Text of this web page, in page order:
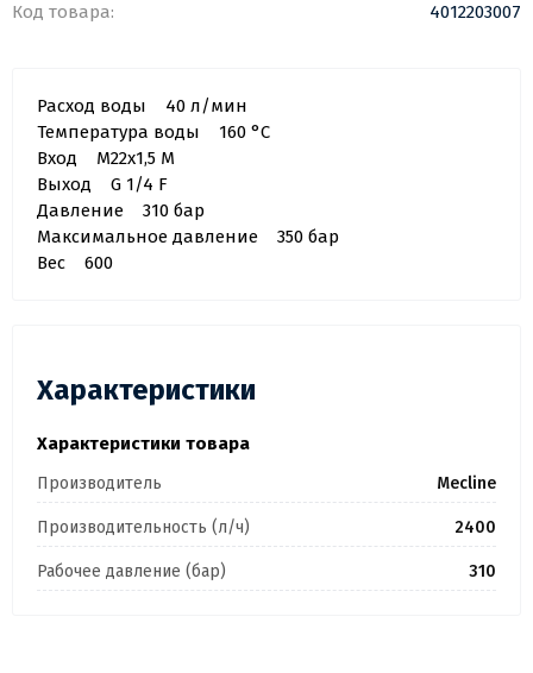
Код товара:
4012203007
Расход воды 40 л/мин
Температура воды 160 °C
Вход M22x1,5 M
Выход G 1/4 F
Давление 310 бар
Максимальное давление 350 бар
Вес 600
Характеристики
Характеристики товара
Производитель Mecline
Производительность (л/ч) 2400
Рабочее давление (бар) 310